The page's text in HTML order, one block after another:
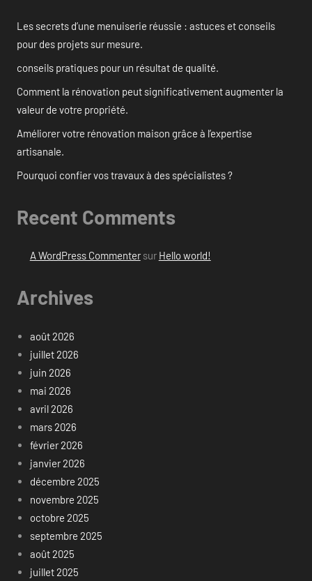
Les secrets d’une menuiserie réussie : astuces et conseils
pour des projets sur mesure.
conseils pratiques pour un résultat de qualité.
Comment la rénovation peut significativement augmenter la
valeur de votre propriété.
Améliorer votre rénovation maison grâce à l’expertise
artisanale.
Pourquoi confier vos travaux à des spécialistes ?
Recent Comments
A WordPress Commentersur Hello world!
Archives
août 2026
juillet 2026
juin 2026
mai 2026
avril 2026
mars 2026
février 2026
janvier 2026
décembre 2025
novembre 2025
octobre 2025
septembre 2025
août 2025
juillet 2025